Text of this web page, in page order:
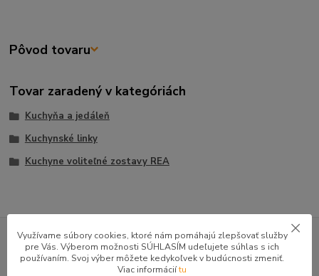
Pôvod tovaru
Tovar zaradený v kategóriách
Kuchyňa a jedáleň
Kuchynské linky
Kuchyne voliteľné zostavy REA
4.9★★★★★
47 recenzií · Google
Využívame súbory cookies, ktoré nám pomáhajú zlepšovať služby
pre Vás. Výberom možnosti SÚHLASÍM udeľujete súhlas s ich
používaním. Svoj výber môžete kedykoľvek v budúcnosti zmeniť.
Viac informáciítu